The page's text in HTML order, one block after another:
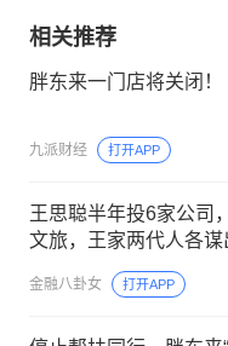
相关推荐
胖东来一门店将关闭！
九派财经 打开APP
王思聪半年投6家公司
文旅，王家两代人各谋
金融八卦女 打开APP